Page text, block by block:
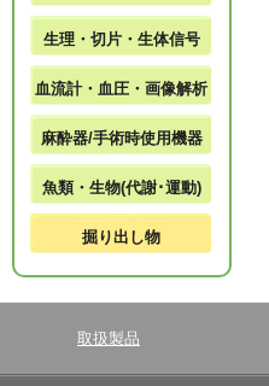
生理・切片・生体信号
血流計・血圧・画像解析
麻酔器/手術時使用機器
魚類・生物(代謝･運動)
掘り出し物
取扱製品